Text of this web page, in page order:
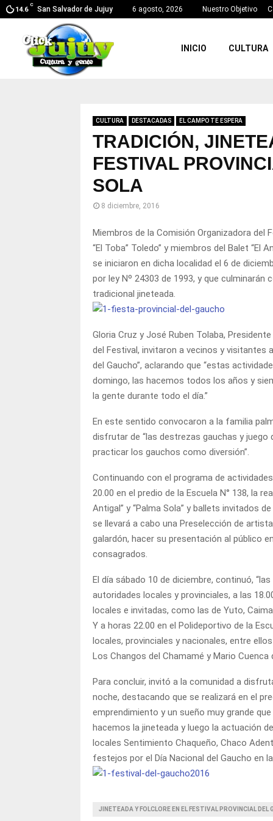
14.6
C
San Salvador de Jujuy 6 agosto, 2026 Nuestro Objetivo
INICIO CULTURA
CULTURA DESTACADAS EL CAMPO TE ESPERA
TRADICIÓN,
FESTIVAL
SOLA
8 diciembre, 2016
Miembros de la Comisión Organizadora del
“El Toba” Toledo” y miembros del Balet
se iniciaron en dicha localidad el 6 de
por ley Nº 24303 de 1993, y que
tradicional jineteada.
Gloria Cruz y José Ruben Tolaba,
del Festival, invitaron a vecinos y visitantes
del Gaucho”, aclarando que “estas
domingo, las hacemos todos los años y
la gente durante todo el día.”
En este sentido convocaron a la familia
disfrutar de “las destrezas gauchas y
practicar los gauchos como diversión”.
Continuando con el programa de
20.00 en el predio de la Escuela N° 138, la
Antigal” y “Palma Sola” y ballets invitados
se llevará a cabo una Preselección de
galardón, hacer su presentación al público
consagrados.
El día sábado 10 de diciembre, continuó,
autoridades locales y provinciales, a las
locales e invitadas, como las de Yuto,
Y a horas 22.00 en el Polideportivo de la
locales, provinciales y nacionales, entre
Los Changos del Chamamé y Mario Cuenca
Para concluir, invitó a la comunidad a
noche, destacando que se realizará en el
emprendimiento y un sueño muy grande
hacemos la jineteada y luego la actuación
locales Sentimiento Chaqueño, Chaco
festejos por el Día Nacional del Gaucho en
JINETEADA Y FOLCLORE EN EL FESTIVAL PROVINCIAL DEL